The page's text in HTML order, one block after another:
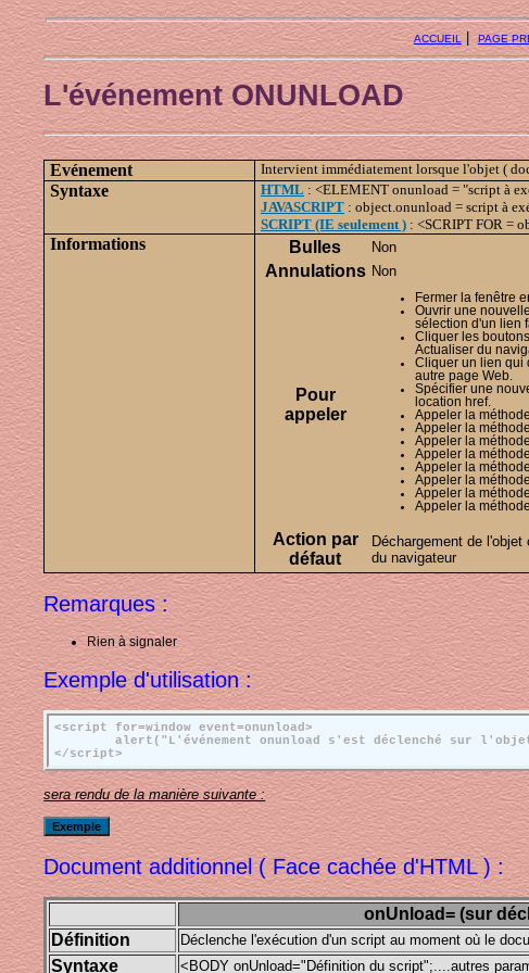
ACCUEIL|PAGE
L'événement ONUNLOAD
Evénement Intervient immédiatement lorsque l'objet (
Syntaxe HTML : <ELEMENT onunload = "script à
JAVASCRIPT: object.onunload = script à
SCRIPT (IE seulement ): <SCRIPT FOR =
Informations Bulles Non
Annulations Non
Pour
appeler
Fermer la fenêtre
Ouvrir une
sélection d'un lien
Cliquer les
Actualiser du
Cliquer un lien qui
autre page Web.
Spécifier une
location href.
Appeler la
Appeler la
Appeler la
Appeler la
Appeler la
Appeler la
Appeler la
Appeler la
Action par
défaut
Déchargement de
du navigateur
Remarques :
Rien à signaler
Exemple d'utilisation :
<script for=window event=onunload>
	alert("L'événement onunload s'est déclenché sur l'objet windows.");
sera rendu de la manière suivante :
Document additionnel ( Face cachée d'HTML ) :
onUnload= (sur
Définition
Déclenche l'exécution d'un script au moment où le
Syntaxe <BODY onUnload="Définition du script";....autres